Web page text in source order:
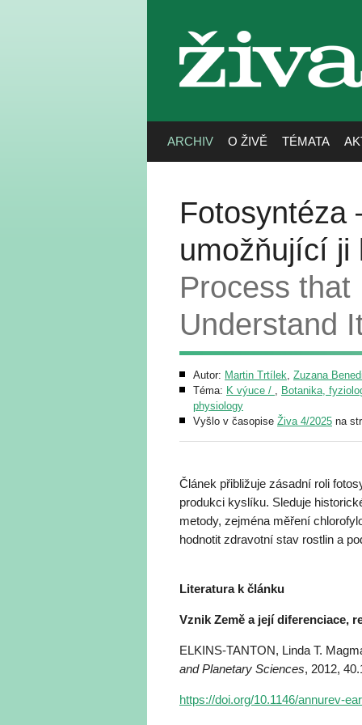
živa
ARCHIV O ŽIVĚ TÉMATA
Fotosyntéza
umožňující
Process that
Understand
Autor: Martin Trtílek, Zuzana
Téma: K výuce / , Botanika,
physiology
Vyšlo v časopise Živa 4/2025 na
Článek přibližuje zásadní roli
produkci kyslíku. Sleduje
metody, zejména měření
hodnotit zdravotní stav rostlin a
Literatura k článku
Vznik Země a její diferenciace,
ELKINS-TANTON, Linda T.
and Planetary Sciences, 2012,
https://doi.org/10.1146/annurev-